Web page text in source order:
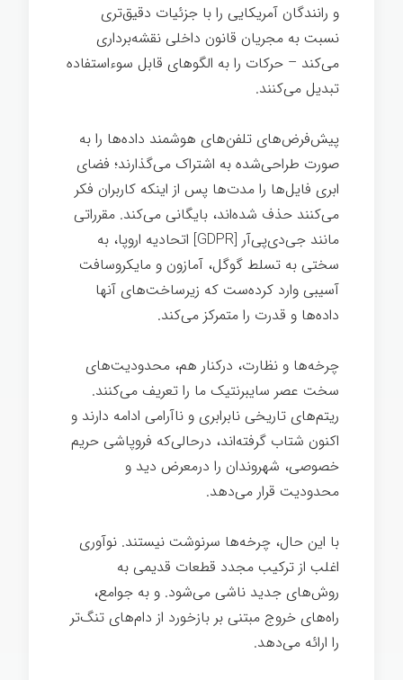
و رانندگان آمریکایی را با جزئیات دقیق‌تری
نسبت به مجریان قانون داخلی نقشه‌برداری
می‌کند – حرکات را به الگوهای قابل سوءاستفاده
تبدیل می‌کنند.
پیش‌فرض‌های تلفن‌های هوشمند داده‌ها را به
صورت طراحی‌شده به اشتراک می‌گذارند؛ فضای
ابری فایل‌ها را مدت‌ها پس از اینکه کاربران فکر
می‌کنند حذف شده‌اند، بایگانی می‌کند. مقرراتی
مانند جی‌دی‌پی‌آر [GDPR] اتحادیه اروپا، به
سختی به تسلط گوگل، آمازون و مایکروسافت
آسیبی وارد کرده‌ست که زیرساخت‌های آنها
داده‌ها و قدرت را متمرکز می‌کند.
چرخه‌ها و نظارت، درکنار هم، محدودیت‌های
سخت عصر سایبرنتیک ما را تعریف می‌کنند.
ریتم‌های تاریخی نابرابری و ناآرامی ادامه دارند و
اکنون شتاب گرفته‌اند، درحالی‌که فروپاشی حریم
خصوصی، شهروندان را درمعرض دید و
محدودیت قرار می‌دهد.
با این حال، چرخه‌ها سرنوشت نیستند. نوآوری
اغلب از ترکیب مجدد قطعات قدیمی به
روش‌های جدید ناشی می‌شود. و به جوامع،
راه‌های خروج مبتنی بر بازخورد از دام‌های تنگ‌تر
را ارائه می‌دهد.